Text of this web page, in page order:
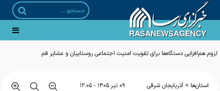
استان‌ها > آذربایجان شرقی ۰۹ تير ۱۴۰۵ - ۱۲:۰۵